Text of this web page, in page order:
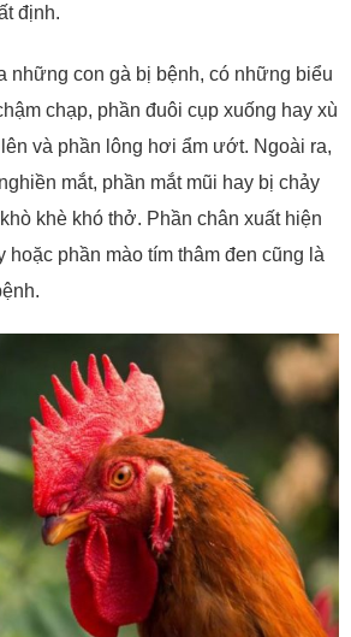
định.
những con gà bị bệnh, có những biểu
chạp, phần đuôi cụp xuống hay xù
và phần lông hơi ẩm ướt. Ngoài ra,
mắt, phần mắt mũi hay bị chảy
khè khó thở. Phần chân xuất hiện
hoặc phần mào tím thâm đen cũng là